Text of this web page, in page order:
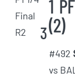
Final
R2
3
1
(2)
#492
vs